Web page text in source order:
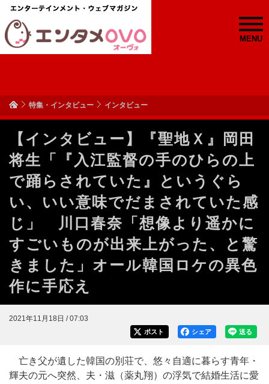
MENU
特集・インタビュー インタビュー
【インタビュー】『聖地Ｘ』岡田
将生「『入江監督の手のひらの上
で踊らされていた』というぐら
い、いい意味でだまされていた感
じ」 川口春奈「想像より遥かに
すごいものが出来上がった、と驚
きました」オール韓国ロケの異色
作に手応え
2021年11月18日 / 07:03
送る
シェア
ポスト
亡き父が遺した韓国の別荘で、悠々自適に暮らす青年・
輝夫の元へ突然、夫・滋（薬丸翔）の浮気で結婚生活に愛